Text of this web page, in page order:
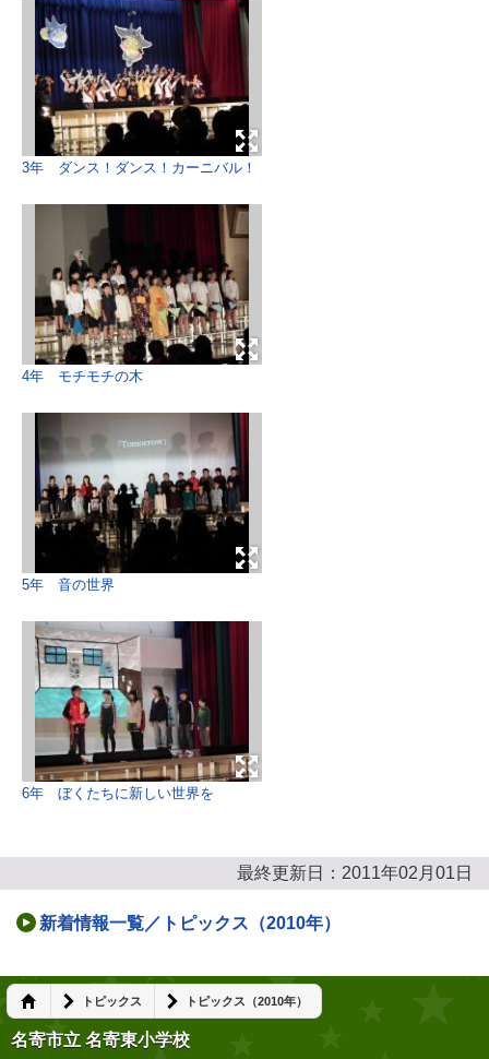
3年 ダンス！ダンス！カーニバル！
4年 モチモチの木
5年 音の世界
6年 ぼくたちに新しい世界を
最終更新日：2011年02月01日
新着情報一覧／トピックス（2010年）
トピックス トピックス（2010年）
名寄市立 名寄東小学校